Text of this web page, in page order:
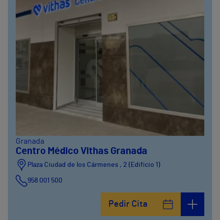
Granada
Centro Médico Vithas Granada
Plaza Ciudad de los Cármenes , 2 (Edificio 1)
958 001 500
Pedir Cita